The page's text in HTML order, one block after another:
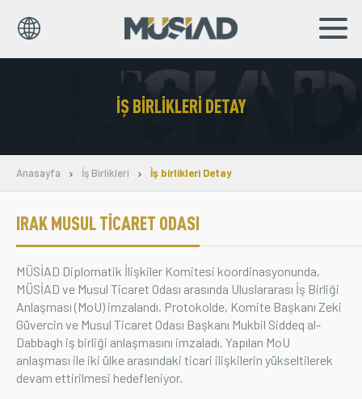
TR
EN
Sosyal Sorumluluk
Bilgi Merkezi
İş Birlikleri
İŞ BIRLIKLERI DETAY
Anasayfa İş Birlikleri İş birlikleri Detay
IRAK MUSUL TİCARET ODASI
MÜSİAD Diplomatik İlişkiler Komitesi koordinasyonunda,
MÜSİAD ve Musul Ticaret Odası arasında Uluslararası İş Birliği
Anlaşması (MoU) imzalandı. Protokolde, Komite Başkanı Zeki
Güvercin ve Musul Ticaret Odası Başkanı Mukbil Siddeq al-
Dabbagh iş birliği anlaşmasını imzaladı. Yapılan MoU
anlaşması ile iki ülke arasındaki ticari ilişkilerin yükseltilerek
devam ettirilmesi hedefleniyor.